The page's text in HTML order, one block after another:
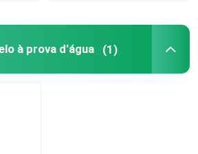
à prova d'água (1)